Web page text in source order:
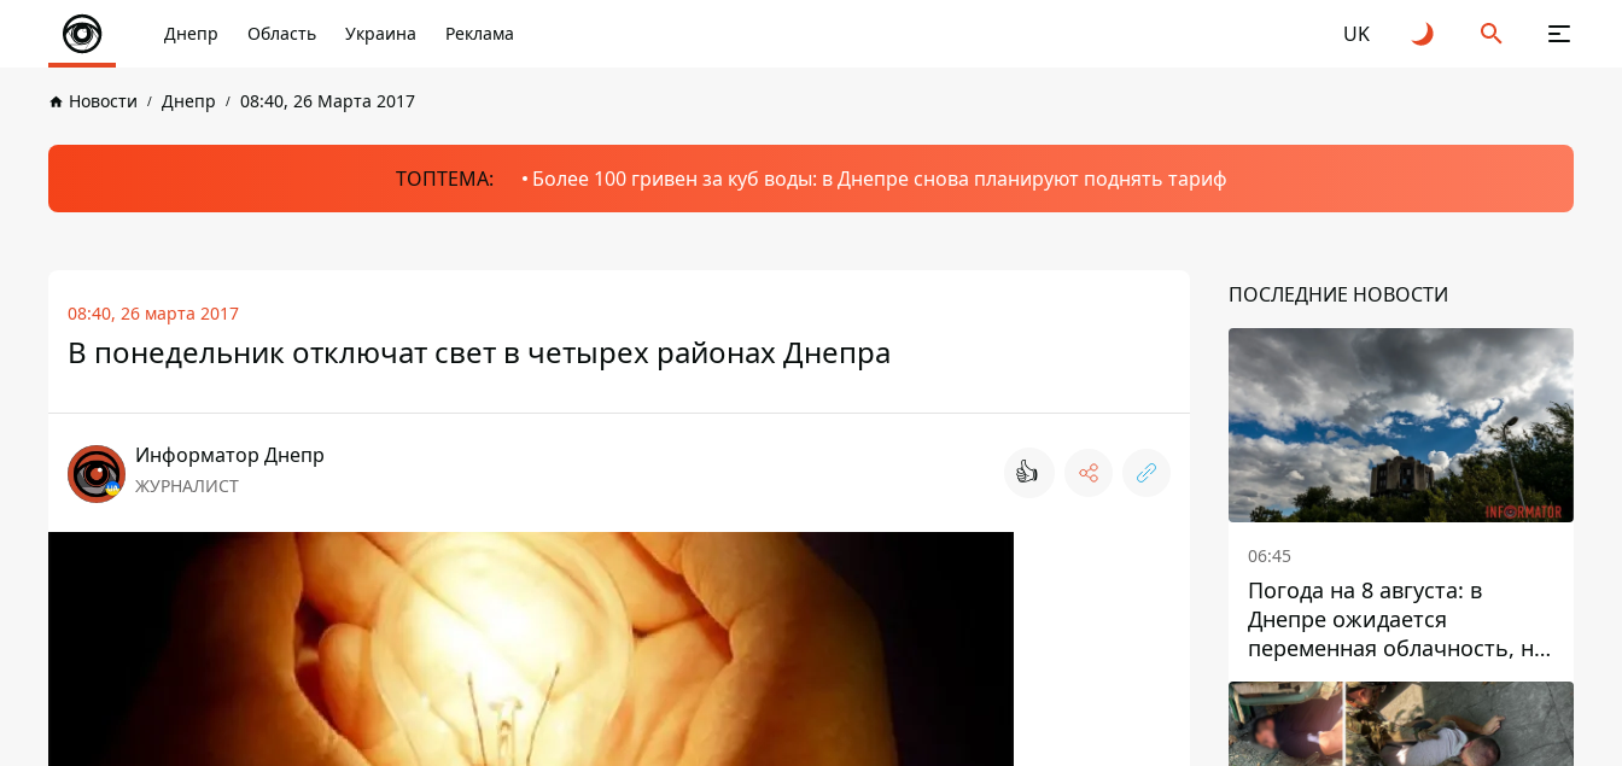
Днепр Область Украина Реклама UK
Новости Днепр 08:40, 26 Марта 2017
ТОПТЕМА: Более 100 гривен за куб воды: в Днепре снова планируют поднять тариф
08:40, 26 марта 2017
В понедельник отключат свет в четырех районах Днепра
Информатор Днепр
ЖУРНАЛИСТ 👍
ПОСЛЕДНИЕ НОВОСТИ
06:45
Погода на 8 августа: в
Днепре ожидается
переменная облачность, но
может пойти дождь